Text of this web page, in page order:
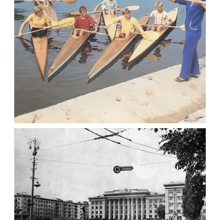
ФОТОГРАФІЇ ЖИТОМИРА 1982-1984 РОКІВ
Фото Житомир (1980-
1990)
Leave a comment